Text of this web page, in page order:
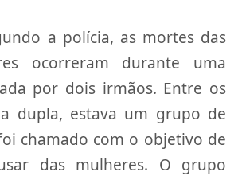
a polícia, as mortes das
ocorreram durante uma
por dois irmãos. Entre os
dupla, estava um grupo de
chamado com o objetivo de
das mulheres. O grupo